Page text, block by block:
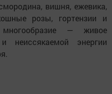
вишня, ежевика,
розы, гортензии и
— живое
неиссякаемой энергии